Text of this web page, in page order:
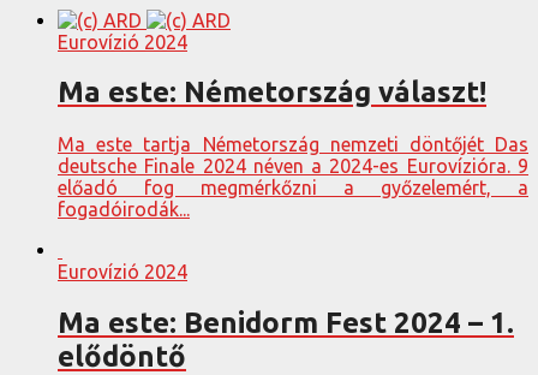
Eurovízió 2024
Ma este: Németország választ!
Ma este tartja Németország nemzeti döntőjét Das
deutsche Finale 2024 néven a 2024-es Eurovízióra. 9
előadó fog megmérkőzni a győzelemért, a
fogadóirodák...
Eurovízió 2024
Ma este: Benidorm Fest 2024 – 1.
elődöntő